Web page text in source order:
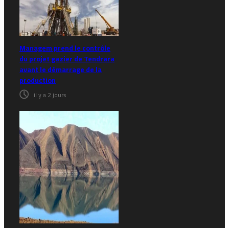
Managem prend le contrôle
du projet gazier de Tendrara
avant le démarrage de la
production
il y a 2 jours